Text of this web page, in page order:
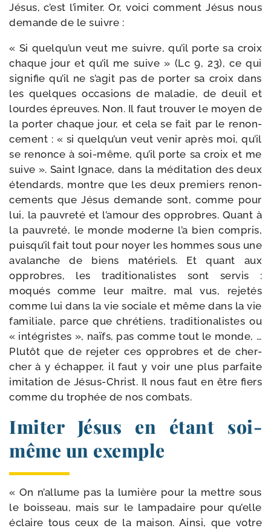
Jésus, c’est l’imiter. Or, voi­ci com­ment Jésus nous
demande de le suivre :
« Si quelqu’un veut me suivre, qu’il porte sa croix
chaque jour et qu’il me suive » (Lc 9, 23), ce qui
signi­fie qu’il ne s’agit pas de por­ter sa croix dans
les quelques occa­sions de mala­die, de deuil et
lourdes épreuves. Non. Il faut trou­ver le moyen de
la por­ter chaque jour, et cela se fait par le renon­
ce­ment : « si quelqu’un veut venir après moi, qu’il
se renonce à soi-​même, qu’il porte sa croix et me
suive ». Saint Ignace, dans la médi­ta­tion des deux
éten­dards, montre que les deux pre­miers renon­
ce­ments que Jésus demande sont, comme pour
lui, la pau­vre­té et l’amour des opprobres. Quant à
la pau­vre­té, le monde moderne l’a bien com­pris,
puisqu’il fait tout pour noyer les hommes sous une
ava­lanche de biens maté­riels. Et quant aux
opprobres, les tra­di­tio­na­listes sont ser­vis :
moqués comme leur maître, mal vus, reje­tés
comme lui dans la vie sociale et même dans la vie
fami­liale, parce que chré­tiens, tra­di­tio­na­listes ou
« inté­gristes », naïfs, pas comme tout le monde, …
Plutôt que de reje­ter ces opprobres et de cher­
cher à y échap­per, il faut y voir une plus par­faite
imi­ta­tion de Jésus-​Christ. Il nous faut en être fiers
comme du tro­phée de nos combats.
Imiter Jésus en étant soi-​
même un exemple
« On n’allume pas la lumière pour la mettre sous
le bois­seau, mais sur le lam­pa­daire pour qu’elle
éclaire tous ceux de la mai­son. Ainsi, que votre